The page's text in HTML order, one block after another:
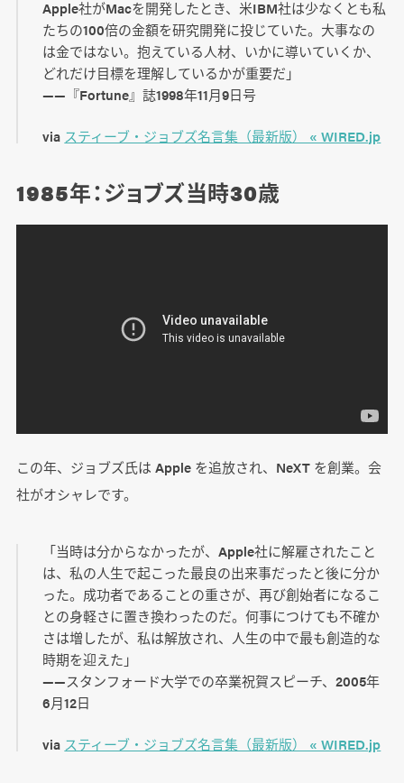
Apple社がMacを開発したとき、米IBM社は少なくとも私
たちの100倍の金額を研究開発に投じていた。大事なの
は金ではない。抱えている人材、いかに導いていくか、
どれだけ目標を理解しているかが重要だ」
――『Fortune』誌1998年11月9日号
via スティーブ・ジョブズ名言集（最新版） « WIRED.jp
1985年：ジョブズ当時30歳
この年、ジョブズ氏は Apple を追放され、NeXT を創業。会
社がオシャレです。
「当時は分からなかったが、Apple社に解雇されたこと
は、私の人生で起こった最良の出来事だったと後に分か
った。成功者であることの重さが、再び創始者になるこ
との身軽さに置き換わったのだ。何事につけても不確か
さは増したが、私は解放され、人生の中で最も創造的な
時期を迎えた」
――スタンフォード大学での卒業祝賀スピーチ、2005年
6月12日
via スティーブ・ジョブズ名言集（最新版） « WIRED.jp